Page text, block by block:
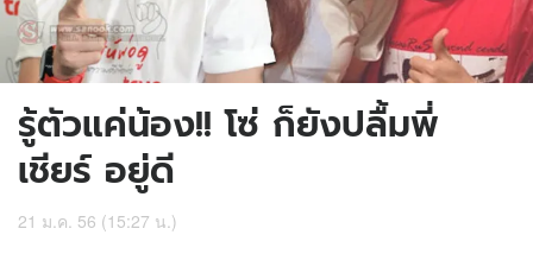
รู้ตัวแค่น้อง!! โซ่ ก็ยังปลื้มพี่
เชียร์ อยู่ดี
21 ม.ค. 56 (15:27 น.)